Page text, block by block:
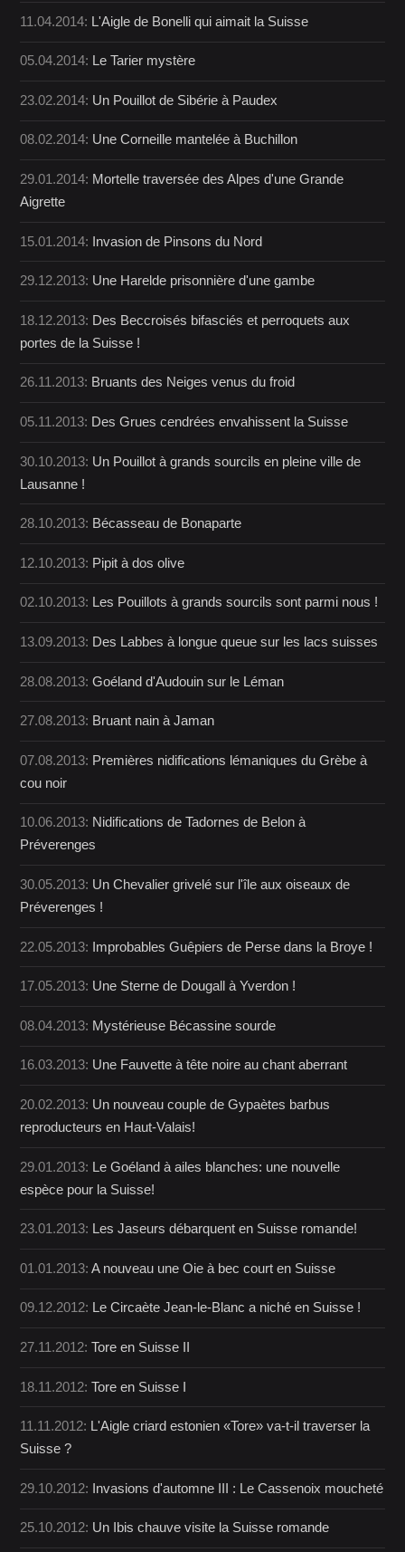
11.04.2014: L'Aigle de Bonelli qui aimait la Suisse
05.04.2014: Le Tarier mystère
23.02.2014: Un Pouillot de Sibérie à Paudex
08.02.2014: Une Corneille mantelée à Buchillon
29.01.2014: Mortelle traversée des Alpes d'une Grande
Aigrette
15.01.2014: Invasion de Pinsons du Nord
29.12.2013: Une Harelde prisonnière d'une gambe
18.12.2013: Des Beccroisés bifasciés et perroquets aux
portes de la Suisse !
26.11.2013: Bruants des Neiges venus du froid
05.11.2013: Des Grues cendrées envahissent la Suisse
30.10.2013: Un Pouillot à grands sourcils en pleine ville de
Lausanne !
28.10.2013: Bécasseau de Bonaparte
12.10.2013: Pipit à dos olive
02.10.2013: Les Pouillots à grands sourcils sont parmi nous !
13.09.2013: Des Labbes à longue queue sur les lacs suisses
28.08.2013:Goéland d'Audouin sur le Léman
27.08.2013: Bruant nain à Jaman
07.08.2013: Premières nidifications lémaniques du Grèbe à
cou noir
10.06.2013: Nidifications de Tadornes de Belon à
Préverenges
30.05.2013: Un Chevalier grivelé sur l'île aux oiseaux de
Préverenges !
22.05.2013: Improbables Guêpiers de Perse dans la Broye !
17.05.2013: Une Sterne de Dougall à Yverdon !
08.04.2013: Mystérieuse Bécassine sourde
16.03.2013: Une Fauvette à tête noire au chant aberrant
20.02.2013: Un nouveau couple de Gypaètes barbus
reproducteurs en Haut-Valais!
29.01.2013: Le Goéland à ailes blanches: une nouvelle
espèce pour la Suisse!
23.01.2013: Les Jaseurs débarquent en Suisse romande!
01.01.2013:A nouveau une Oie à bec court en Suisse
09.12.2012: Le Circaète Jean-le-Blanc a niché en Suisse !
27.11.2012:Tore en Suisse II
18.11.2012:Tore en Suisse I
11.11.2012: L'Aigle criard estonien «Tore» va-t-il traverser la
Suisse ?
29.10.2012: Invasions d'automne III : Le Cassenoix moucheté
25.10.2012: Un Ibis chauve visite la Suisse romande